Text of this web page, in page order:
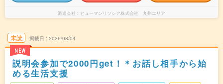
派遣会社 ヒューマンリソシア株式会社 九州エリア
未読
NEW
掲載日 2026/08/04
説明会参加で2000円get！＊お話し相手から始
める生活支援